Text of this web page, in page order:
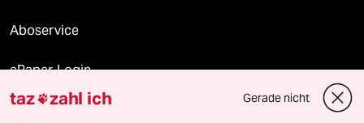
Aboservice
ePaper Login
Downloads für Abonnierende
taz zahl ich Gerade nicht